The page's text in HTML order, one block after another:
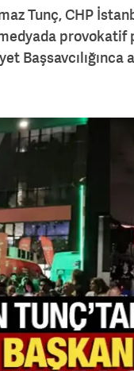
Tunç, CHP
provokatif
Başsavcılığınca